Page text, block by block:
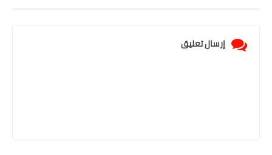
إرسال تعليق